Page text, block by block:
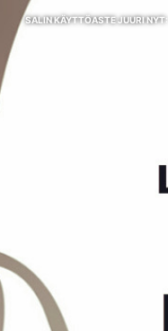
SALIN KÄYTTÖASTE JUURI NYT: